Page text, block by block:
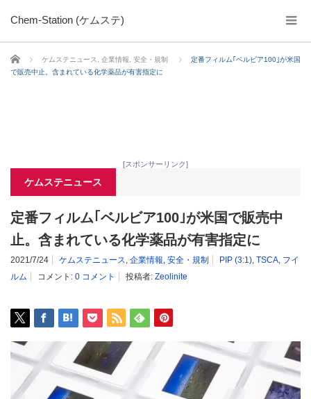
Chem-Station (ケムステ)
ホーム ケムステニュース 企業情報 安全・規制
定番フィルム｢ベルビア100｣が米国
で販売中止。含まれている化学薬品が有害指定に
[スポンサーリンク]
ケムステニュース
定番フィルム｢ベルビア100｣が米国で販売中
止。含まれている化学薬品が有害指定に
2021/7/24 ケムステニュース, 企業情報, 安全・規制 PIP (3:1), TSCA, フイ
ルム
コメント: 0 コメント 投稿者: Zeolinite